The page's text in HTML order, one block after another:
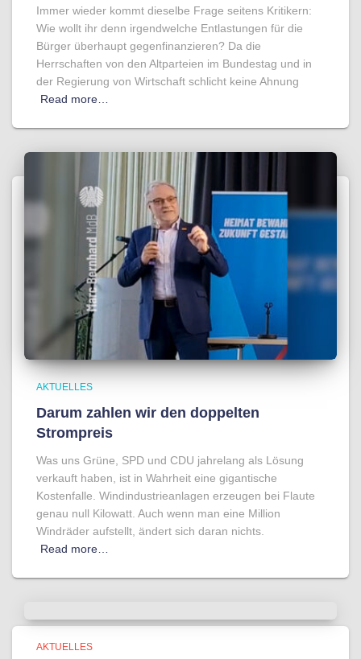
Immer wieder kommt dieselbe Frage seitens Kritikern:
Wie wollt ihr denn irgendwelche Entlastungen für die
Bürger überhaupt gegenfinanzieren? Da die
Herrschaften von den Altparteien im Bundestag und in
der Regierung von Wirtschaft schlicht keine Ahnung
Read more…
AKTUELLES
Darum zahlen wir den doppelten
Strompreis
Was uns Grüne, SPD und CDU jahrelang als Lösung
verkauft haben, ist in Wahrheit eine gigantische
Kostenfalle. Windindustrieanlagen erzeugen bei Flaute
genau null Kilowatt. Auch wenn man eine Million
Windräder aufstellt, ändert sich daran nichts.
Read more…
AKTUELLES